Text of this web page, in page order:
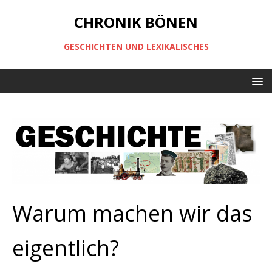
CHRONIK BÖNEN
GESCHICHTEN UND LEXIKALISCHES
Warum machen wir das
eigentlich?